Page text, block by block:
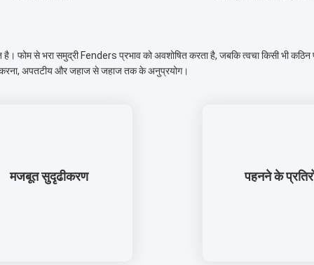
है। फोम से भरा समुद्री Fenders प्रभाव को अवशोषित करता है, जबकि त्वचा किसी भी कठिन
करना, अपतटीय और जहाज से जहाज तक के अनुप्रयोग।
मजबूत सुदृढीकरण पहनने के